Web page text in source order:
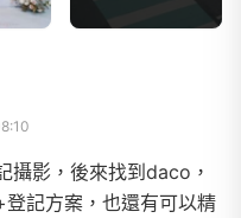
攝影，後來找到daco，
記方案，也還有可以精